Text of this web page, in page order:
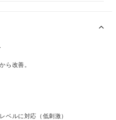
ら改善。
ベルに対応（低刺激）